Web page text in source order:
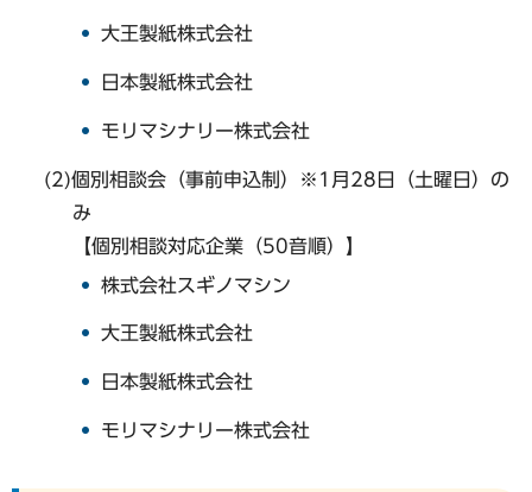
大王製紙株式会社
日本製紙株式会社
モリマシナリー株式会社
(2)個別相談会（事前申込制）※1月28日（土曜日）の
み
【個別相談対応企業（50音順）】
株式会社スギノマシン
大王製紙株式会社
日本製紙株式会社
モリマシナリー株式会社